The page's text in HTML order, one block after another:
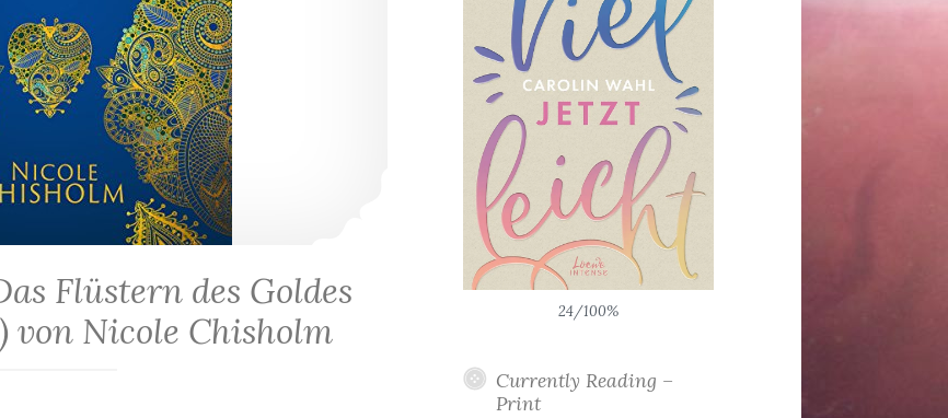
Flüstern des Goldes
von Nicole Chisholm
24/100%
Currently Reading –
Print